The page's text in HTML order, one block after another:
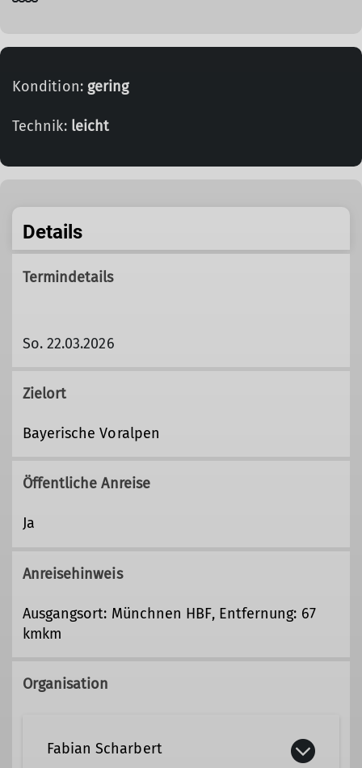
Kondition: gering
Technik: leicht
Details
Termindetails
So. 22.03.2026
Zielort
Bayerische Voralpen
Öffentliche Anreise
Ja
Anreisehinweis
Ausgangsort: Münchnen HBF, Entfernung: 67
kmkm
Organisation
Fabian Scharbert